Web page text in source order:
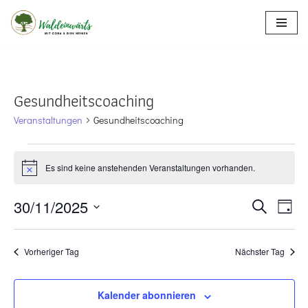
Zum
Gesundheitscoaching
Veranstaltungen Gesundheitscoaching
HinweisEs sind keine anstehenden Veranstaltungen vorhanden.
Suche
und
SucheTag
30/11/2025
Datum
wählen.
Vorheriger Tag Nächster Tag
Kalender abonnieren